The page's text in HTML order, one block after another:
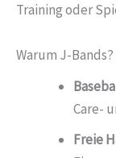
Training oder
Warum J-Bands?
Care-
Freie